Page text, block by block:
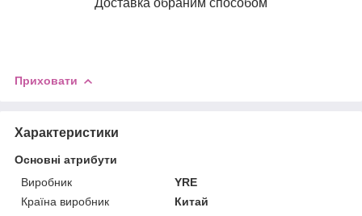
Приховати
Характеристики
Основні атрибути
Виробник
YRE
Країна виробник
Китай